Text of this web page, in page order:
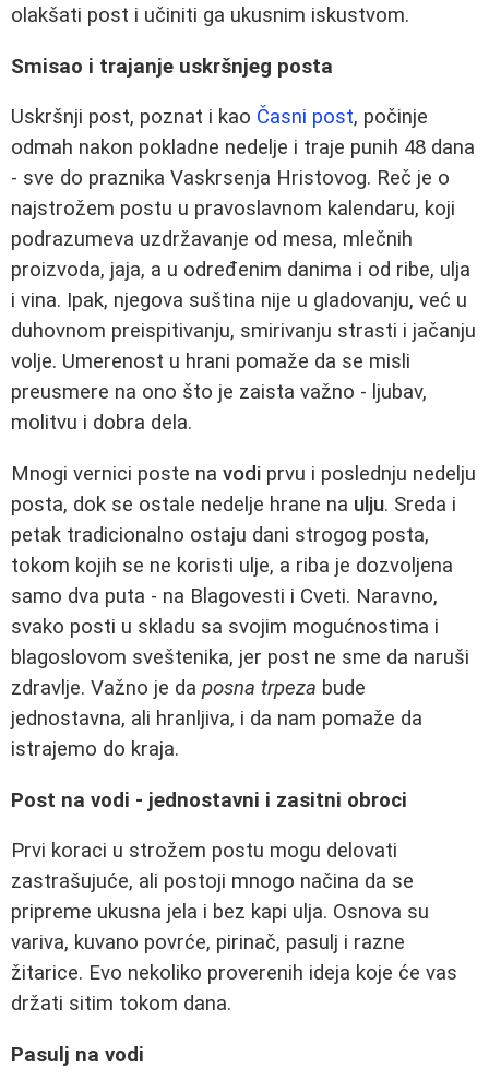
olakšati post i učiniti ga ukusnim iskustvom.
Smisao i trajanje uskršnjeg posta
Uskršnji post, poznat i kao Časni post, počinje
odmah nakon pokladne nedelje i traje punih 48 dana
- sve do praznika Vaskrsenja Hristovog. Reč je o
najstrožem postu u pravoslavnom kalendaru, koji
podrazumeva uzdržavanje od mesa, mlečnih
proizvoda, jaja, a u određenim danima i od ribe, ulja
i vina. Ipak, njegova suština nije u gladovanju, već u
duhovnom preispitivanju, smirivanju strasti i jačanju
volje. Umerenost u hrani pomaže da se misli
preusmere na ono što je zaista važno - ljubav,
molitvu i dobra dela.
Mnogi vernici poste na vodi prvu i poslednju nedelju
posta, dok se ostale nedelje hrane na ulju. Sreda i
petak tradicionalno ostaju dani strogog posta,
tokom kojih se ne koristi ulje, a riba je dozvoljena
samo dva puta - na Blagovesti i Cveti. Naravno,
svako posti u skladu sa svojim mogućnostima i
blagoslovom sveštenika, jer post ne sme da naruši
zdravlje. Važno je da posna trpeza bude
jednostavna, ali hranljiva, i da nam pomaže da
istrajemo do kraja.
Post na vodi - jednostavni i zasitni obroci
Prvi koraci u strožem postu mogu delovati
zastrašujuće, ali postoji mnogo načina da se
pripreme ukusna jela i bez kapi ulja. Osnova su
variva, kuvano povrće, pirinač, pasulj i razne
žitarice. Evo nekoliko proverenih ideja koje će vas
držati sitim tokom dana.
Pasulj na vodi